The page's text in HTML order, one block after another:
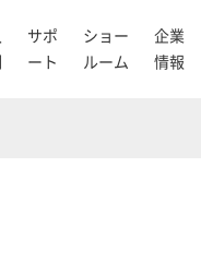
サポ
ート
ショー
ルーム
企業
情報